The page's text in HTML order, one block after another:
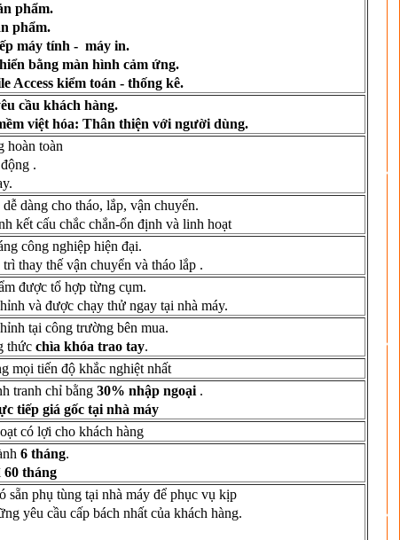
phẩm.
phẩm.
máy tính - máy in.
bằng màn hình cảm ứng.
Access kiểm toán - thống kê.
cầu khách hàng.
việt hóa: Thân thiện với người dùng.
hoàn toàn
.
dàng cho tháo, lắp, vận chuyển.
kết cấu chắc chắn-ổn định và linh hoạt
công nghiệp hiện đại.
thay thế vận chuyển và tháo lắp .
được tổ hợp từng cụm.
và được chạy thử ngay tại nhà máy.
tại công trường bên mua.
thức chìa khóa trao tay.
mọi tiến độ khắc nghiệt nhất
tranh chỉ bằng 30% nhập ngoại.
tiếp giá gốc tại nhà máy
có lợi cho khách hàng
6 tháng.
60 tháng
sẵn phụ tùng tại nhà máy để phục vụ kịp
yêu cầu cấp bách nhất của khách hàng.